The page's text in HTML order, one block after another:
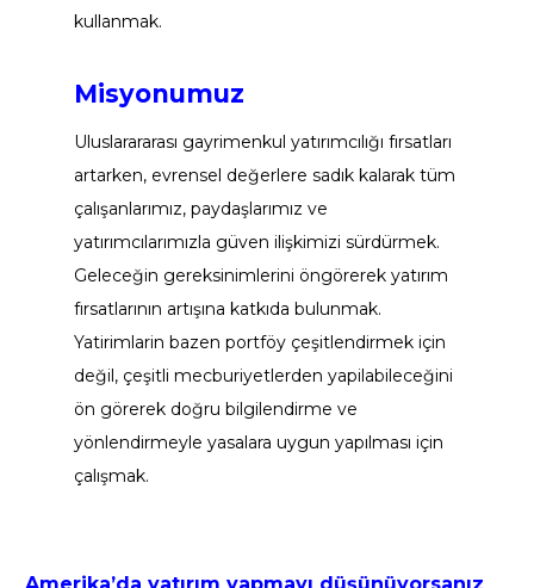
kullanmak.
Misyonumuz
Uluslarararası gayrimenkul yatırımcılığı fırsatları
artarken, evrensel değerlere sadık kalarak tüm
çalışanlarımız, paydaşlarımız ve
yatırımcılarımızla güven ilişkimizi sürdürmek.
Geleceğin gereksinimlerini öngörerek yatırım
fırsatlarının artışına katkıda bulunmak.
Yatirimlarin bazen portföy çeşitlendirmek için
değil, çeşitli mecburiyetlerden yapilabileceğini
ön görerek doğru bilgilendirme ve
yönlendirmeyle yasalara uygun yapılması için
çalışmak.